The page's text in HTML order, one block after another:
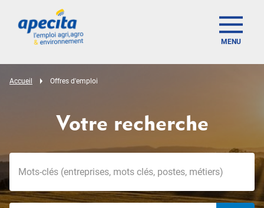
MENU
Accueil Offres d'emploi
Votre recherche